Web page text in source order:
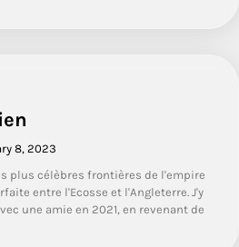
8, 2023
plus célèbres frontières de l'empire
entre l'Ecosse et l'Angleterre. J'y
une amie en 2021, en revenant de